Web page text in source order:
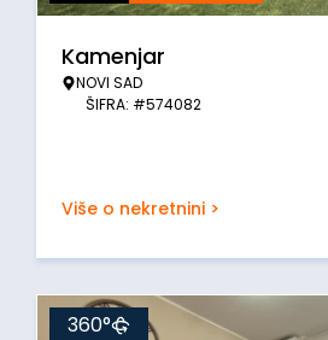
Kamenjar
NOVI SAD
ŠIFRA: #574082
Više o nekretnini >
360°